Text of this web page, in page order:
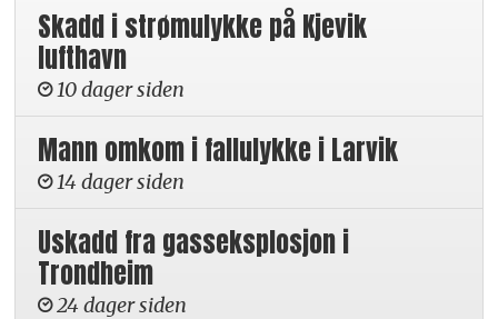
Skadd i strømulykke på Kjevik
lufthavn
10 dager siden
Mann omkom i fallulykke i Larvik
14 dager siden
Uskadd fra gasseksplosjon i
Trondheim
24 dager siden